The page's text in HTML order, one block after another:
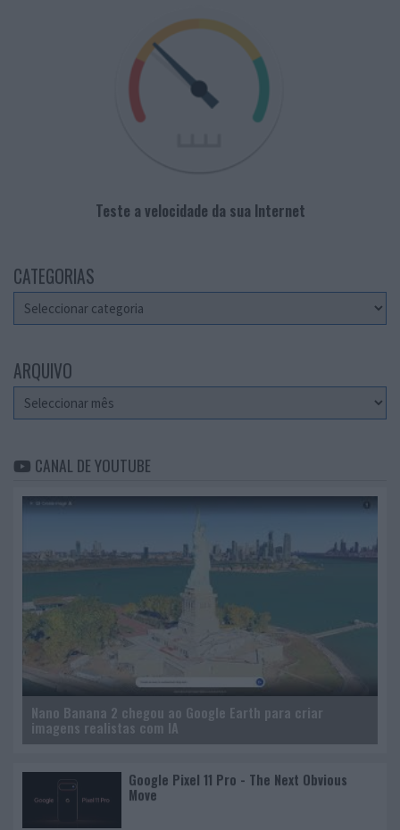
Teste a velocidade da sua Internet
CATEGORIAS
Categorias
ARQUIVO
Arquivo
CANAL DE YOUTUBE
Nano Banana 2 chegou ao Google Earth para criar
imagens realistas com IA
Google Pixel 11 Pro - The Next Obvious
Move